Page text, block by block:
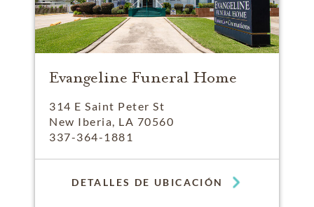
Evangeline Funeral Home
314 E Saint Peter St
New Iberia, LA 70560
337-364-1881
DETALLES DE UBICACIÓN